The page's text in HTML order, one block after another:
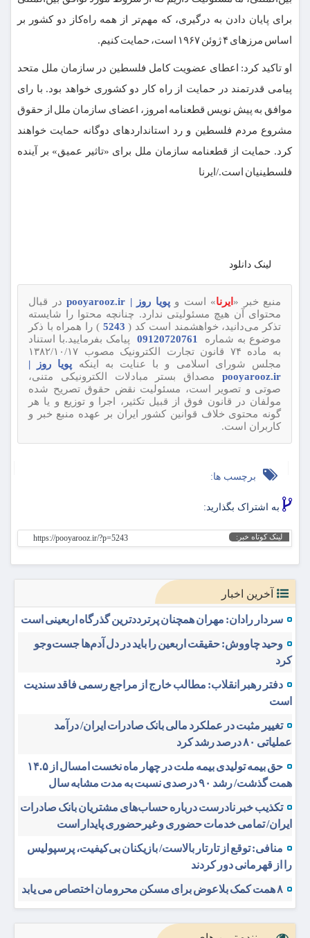
برای پایان دادن به درگیری، که مهم‌تر از همه راه‌کاز دو کشور بر
اساس مرزهای ۴ ژوئن ۱۹۶۷ است، حمایت کنیم.
او تاکید کرد: اعطای عضویت کامل فلسطین در سازمان ملل متحد
پیامی قدرتمند در حمایت از راه کار دو کشوری خواهد بود. با رای
موافق به پیش نویس قطعنامه امروز، اعضای سازمان ملل از حقوق
مشروع مردم فلسطین و رد استانداردهای دوگانه حمایت خواهند
کرد. حمایت از قطعنامه سازمان ملل برای «تاثیر عمیق» بر آینده
فلسطینیان است./ایرنا
لینک دانلود
منبع خبر « ایرنا» است وپویا روز | pooyarooz.ir
در قبال
محتوای آن هیچ مسئولیتی ندارد. چنانچه محتوا را شایسته
تذکر می‌دانید، خواهشمند است کد (5243
) را همراه با ذکر
موضوع به شماره
پیامک بفرمایید.با استناد
به ماده ۷۴ قانون تجارت الکترونیک مصوب ۱۳۸۲/۱۰/۱۷
مجلس شورای اسلامی و با عنایت به اینکه پویا روز |
pooyarooz.ir مصداق بستر مبادلات الکترونیکی متنی،
صوتی و تصویر است، مسئولیت نقض حقوق تصریح شده
مولفان در قانون فوق از قبیل تکثیر، اجرا و توزیع و یا هر
گونه محتوی خلاف قوانین کشور ایران بر عهده منبع خبر و
کاربران است.
برچسب ها:
به اشتراک بگذارید:
لینک کوتاه خبر: https://pooyarooz.ir/?p=5243
آخرین اخبار
سردار رادان: مهران همچنان پرترددترین گذرگاه اربعینی است
وحید چاووش: حقیقت اربعین را باید در دل آدم‌ها جست‌وجو
کرد
دفتر رهبر انقلاب: مطالب خارج از مراجع رسمی فاقد سندیت
است
تغییر مثبت در عملکرد مالی بانک صادرات ایران/ درآمد
عملیاتی ۸۰ درصد رشد کرد
حق بیمه تولیدی بیمه ملت در چهار ماه نخست امسال از ۱۴.۵
همت گذشت/ رشد ۹۰ درصدی نسبت به مدت مشابه سال
تکذیب خبر نادرست درباره حساب‌های مشتریان بانک صادرات
ایران/ تمامی خدمات حضوری و غیرحضوری پایدار است
منافی: توقع از تارتار بالاست/ بازیکنان بی‌کیفیت، پرسپولیس
را از قهرمانی دور کردند
۸ همت کمک بلاعوض برای مسکن محرومان اختصاص می یابد